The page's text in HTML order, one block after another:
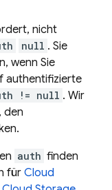
nicht
null . Sie
wenn Sie
authentifizierte
!= null . Wir
den
auth finden
für Cloud